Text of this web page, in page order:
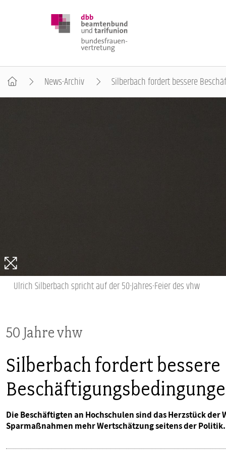
TERMINE & VERANSTALTUNGEN
News-Archiv Silberbach fordert bessere
Ulrich Silberbach spricht auf der 50-Jahres-Feier des vhw
50 Jahre vhw
Silberbach fordert bessere
Die Beschäftigten an Hochschulen sind das Herzstück
Sparmaßnahmen mehr Wertschätzung seitens der Politik.